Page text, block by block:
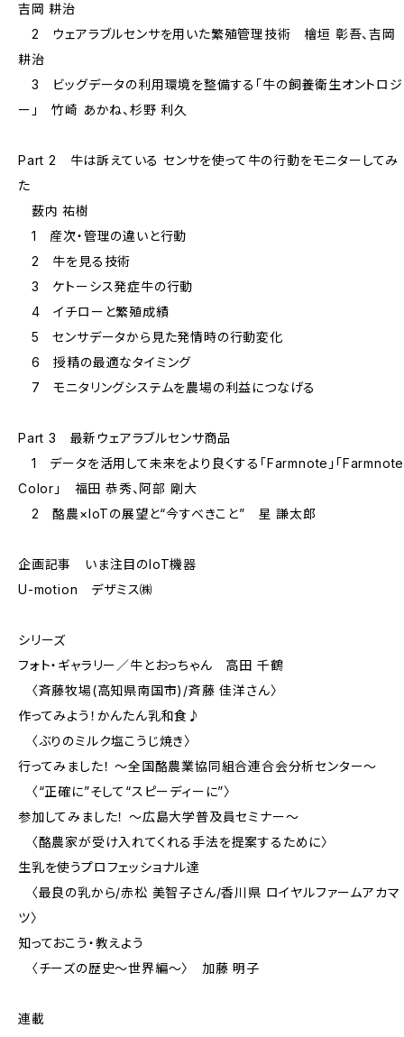
吉岡 耕治
2 ウェアラブルセンサを用いた繁殖管理技術 檜垣 彰吾、吉岡
耕治
3 ビッグデータの利用環境を整備する「牛の飼養衛生オントロジ
ー」 竹崎 あかね、杉野 利久
Part 2 牛は訴えている センサを使って牛の行動をモニターしてみ
た
薮内 祐樹
1 産次・管理の違いと行動
2 牛を見る技術
3 ケトーシス発症牛の行動
4 イチローと繁殖成績
5 センサデータから見た発情時の行動変化
6 授精の最適なタイミング
7 モニタリングシステムを農場の利益につなげる
Part 3 最新ウェアラブルセンサ商品
1 データを活用して未来をより良くする「Farmnote」「Farmnote
Color」 福田 恭秀、阿部 剛大
2 酪農×IoTの展望と“今すべきこと” 星 謙太郎
企画記事 いま注目のIoT機器
U-motion デザミス㈱
シリーズ
フォト・ギャラリー／牛とおっちゃん 高田 千鶴
〈斉藤牧場(高知県南国市)/斉藤 佳洋さん〉
作ってみよう！かんたん乳和食♪
〈ぶりのミルク塩こうじ焼き〉
行ってみました！ ～全国酪農業協同組合連合会分析センター～
〈“正確に”そして“スピーディーに”〉
参加してみました！ ～広島大学普及員セミナー～
〈酪農家が受け入れてくれる手法を提案するために〉
生乳を使うプロフェッショナル達
〈最良の乳から/赤松 美智子さん/香川県 ロイヤルファームアカマ
ツ〉
知っておこう・教えよう
〈チーズの歴史～世界編～〉 加藤 明子
連載